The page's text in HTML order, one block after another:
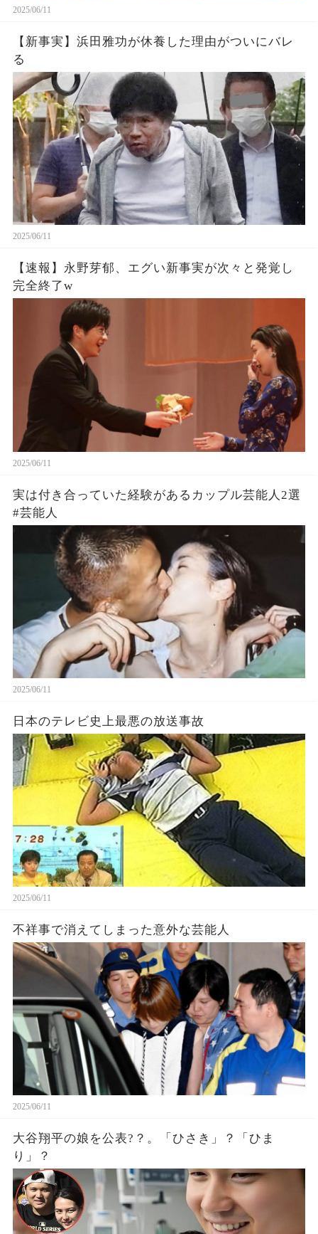
2025/06/11
【新事実】浜田雅功が休養した理由がついにバレ
る
2025/06/11
【速報】永野芽郁、エグい新事実が次々と発覚し
完全終了w
2025/06/11
実は付き合っていた経験があるカップル芸能人2選
#芸能人
2025/06/11
日本のテレビ史上最悪の放送事故
2025/06/11
不祥事で消えてしまった意外な芸能人
2025/06/11
大谷翔平の娘を公表?？。「ひさき」？「ひま
り」？